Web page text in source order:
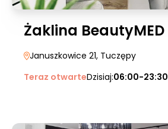
Żaklina BeautyMED
Januszkowice 21, Tuczępy
Teraz otwarteDzisiaj:06:00-23:30